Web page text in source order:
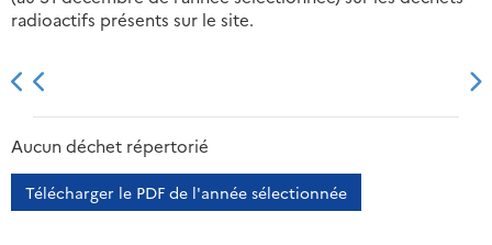
radioactifs présents sur le site.
2013 2014
Aucun déchet répertorié
Télécharger le PDF de l'année sélectionnée